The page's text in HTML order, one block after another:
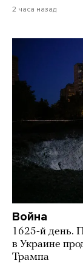
2 часа назад
Война
1625-й день.
в Украине
Трампа